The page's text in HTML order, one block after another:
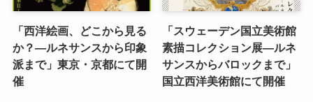
「西洋絵画、どこから見る
か？―ルネサンスから印象
派まで」東京・京都にて開
催
「スウェーデン国立美術館
素描コレクション展―ルネ
サンスからバロックまで」
国立西洋美術館にて開催